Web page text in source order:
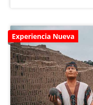
Experiencia Nueva